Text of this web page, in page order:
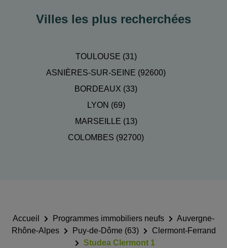
Villes les plus recherchées
TOULOUSE (31)
ASNIÈRES-SUR-SEINE (92600)
BORDEAUX (33)
LYON (69)
MARSEILLE (13)
COLOMBES (92700)
Accueil Programmes immobiliers neufs
Auvergne-
Rhône-Alpes
Puy-de-Dôme (63)
Clermont-Ferrand
Studea Clermont 1